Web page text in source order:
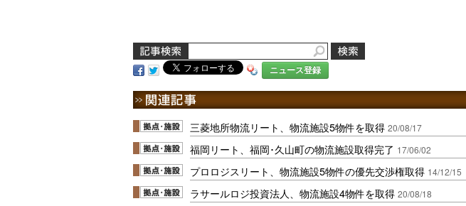
ニュース登録
三菱地所物流リート、物流施設5物件を取得 20/08/17
福岡リート、福岡･久山町の物流施設取得完了 17/06/02
プロロジスリート、物流施設5物件の優先交渉権取得 14/12/15
ラサールロジ投資法人、物流施設4物件を取得 20/08/18